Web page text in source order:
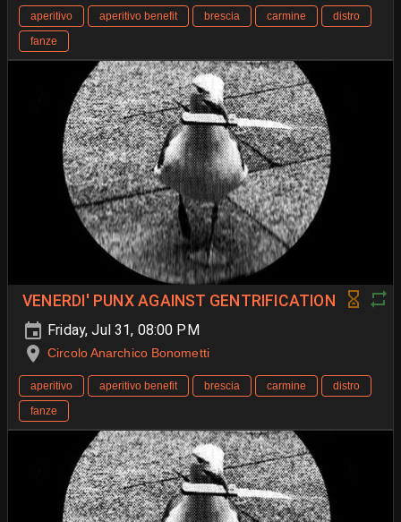
aperitivo aperitivo benefit brescia carmine
distro
fanze
VENERDI' PUNX AGAINST GENTRIFICATION
Friday, Jul 31, 08:00 PM
Circolo Anarchico Bonometti
aperitivo aperitivo benefit brescia carmine
distro
fanze